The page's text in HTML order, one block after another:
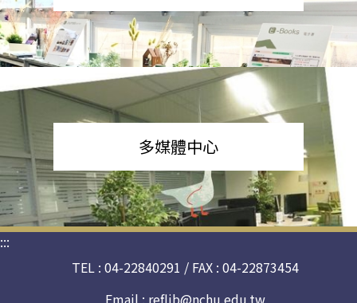
多媒體中心
:::
TEL : 04-22840291 / FAX : 04-22873454